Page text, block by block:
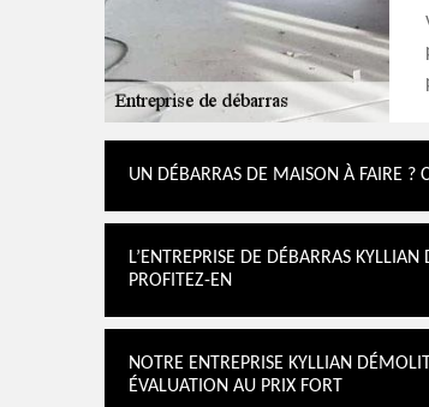
UN DÉBARRAS DE MAISON À FAIRE ?
L’ENTREPRISE DE DÉBARRAS
PROFITEZ-EN
NOTRE ENTREPRISE KYLLIAN
ÉVALUATION AU PRIX FORT